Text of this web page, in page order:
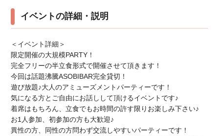
イベントの詳細・説明
＜イベント詳細＞
限定開催の大規模PARTY！
完全フリーの半立食形式で開催させて頂きます！
今回は話題沸騰ASOBIBAR完全貸切！
遊び放題♪大人のアミューズメントパーティーです！
気になる方とご自由にお話しして頂けるイベントです♪
着席はもちろん、立食でもお時間の許す限りお楽しみ下さい♪
お1人参加、初参加の方も大歓迎♪
異性の方、同性の方問わず交流しやすいパーティーです！